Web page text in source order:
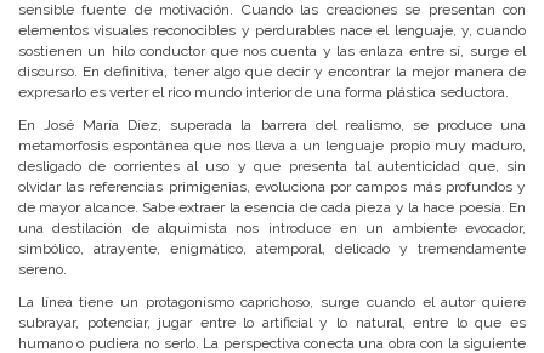
sensible fuente de motivación. Cuando las creaciones se presentan con
elementos visuales reconocibles y perdurables nace el lenguaje, y, cuando
sostienen un hilo conductor que nos cuenta y las enlaza entre sí, surge el
discurso. En definitiva, tener algo que decir y encontrar la mejor manera de
expresarlo es verter el rico mundo interior de una forma plástica seductora.
En José María Díez, superada la barrera del realismo, se produce una
metamorfosis espontánea que nos lleva a un lenguaje propio muy maduro,
desligado de corrientes al uso y que presenta tal autenticidad que, sin
olvidar las referencias primigenias, evoluciona por campos más profundos y
de mayor alcance. Sabe extraer la esencia de cada pieza y la hace poesía. En
una destilación de alquimista nos introduce en un ambiente evocador,
simbólico, atrayente, enigmático, atemporal, delicado y tremendamente
sereno.
La línea tiene un protagonismo caprichoso, surge cuando el autor quiere
subrayar, potenciar, jugar entre lo artificial y lo natural, entre lo que es
humano o pudiera no serlo. La perspectiva conecta una obra con la siguiente